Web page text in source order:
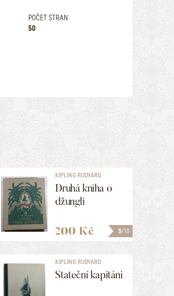
POČET STRAN
50
5/10
KIPLING RUDYARD
Druhá kniha o
džungli
200 Kč
KIPLING RUDYARD
Stateční kapitáni